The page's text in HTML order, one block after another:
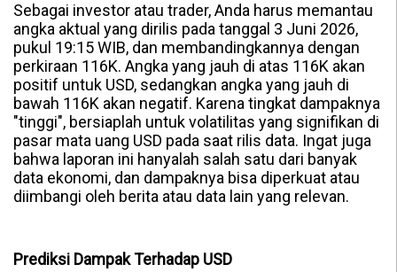
Sebagai investor atau trader, Anda harus memantau
angka aktual yang dirilis pada tanggal 3 Juni 2026,
pukul 19:15 WIB, dan membandingkannya dengan
perkiraan 116K. Angka yang jauh di atas 116K akan
positif untuk USD, sedangkan angka yang jauh di
bawah 116K akan negatif. Karena tingkat dampaknya
"tinggi", bersiaplah untuk volatilitas yang signifikan di
pasar mata uang USD pada saat rilis data. Ingat juga
bahwa laporan ini hanyalah salah satu dari banyak
data ekonomi, dan dampaknya bisa diperkuat atau
diimbangi oleh berita atau data lain yang relevan.
Prediksi Dampak Terhadap USD